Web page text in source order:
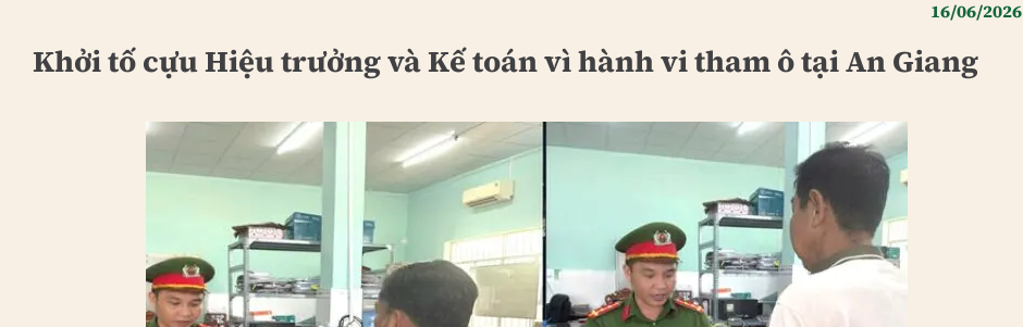
16/06/2026
Khởi tố cựu Hiệu trưởng và Kế toán vì hành vi tham ô tại An Giang